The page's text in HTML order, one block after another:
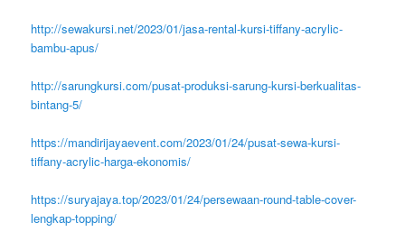
http://sewakursi.net/2023/01/jasa-rental-kursi-tiffany-acrylic-
bambu-apus/
http://sarungkursi.com/pusat-produksi-sarung-kursi-berkualitas-
bintang-5/
https://mandirijayaevent.com/2023/01/24/pusat-sewa-kursi-
tiffany-acrylic-harga-ekonomis/
https://suryajaya.top/2023/01/24/persewaan-round-table-cover-
lengkap-topping/